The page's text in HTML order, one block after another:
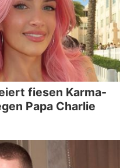
fiesen Karma-
Papa Charlie